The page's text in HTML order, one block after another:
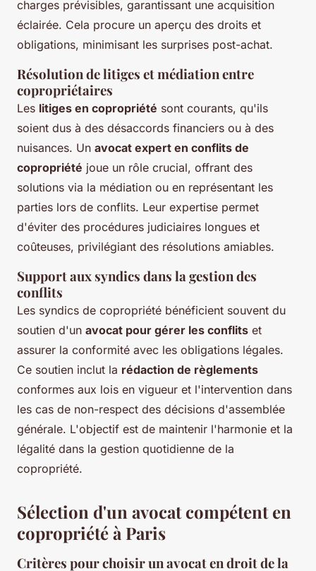
charges prévisibles, garantissant une acquisition
éclairée. Cela procure un aperçu des droits et
obligations, minimisant les surprises post-achat.
Résolution de litiges et médiation entre
copropriétaires
Les litiges en copropriété sont courants, qu'ils
soient dus à des désaccords financiers ou à des
nuisances. Un avocat expert en conflits de
copropriété joue un rôle crucial, offrant des
solutions via la médiation ou en représentant les
parties lors de conflits. Leur expertise permet
d'éviter des procédures judiciaires longues et
coûteuses, privilégiant des résolutions amiables.
Support aux syndics dans la gestion des
conflits
Les syndics de copropriété bénéficient souvent du
soutien d'un avocat pour gérer les conflits et
assurer la conformité avec les obligations légales.
Ce soutien inclut la rédaction de règlements
conformes aux lois en vigueur et l'intervention dans
les cas de non-respect des décisions d'assemblée
générale. L'objectif est de maintenir l'harmonie et la
légalité dans la gestion quotidienne de la
copropriété.
Sélection d'un avocat compétent en
copropriété à Paris
Critères pour choisir un avocat en droit de la